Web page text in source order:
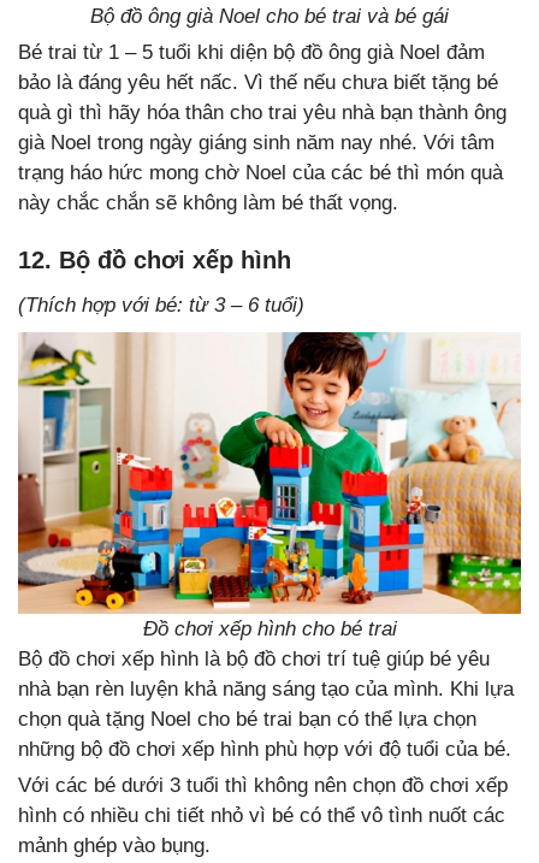
Bộ đồ ông già Noel cho bé trai và bé gái
Bé trai từ 1 – 5 tuổi khi diện bộ đồ ông già Noel đảm
bảo là đáng yêu hết nấc. Vì thế nếu chưa biết tặng bé
quà gì thì hãy hóa thân cho trai yêu nhà bạn thành ông
già Noel trong ngày giáng sinh năm nay nhé. Với tâm
trạng háo hức mong chờ Noel của các bé thì món quà
này chắc chắn sẽ không làm bé thất vọng.
12. Bộ đồ chơi xếp hình
(Thích hợp với bé: từ 3 – 6 tuổi)
Đồ chơi xếp hình cho bé trai
Bộ đồ chơi xếp hình là bộ đồ chơi trí tuệ giúp bé yêu
nhà bạn rèn luyện khả năng sáng tạo của mình. Khi lựa
chọn quà tặng Noel cho bé trai bạn có thể lựa chọn
những bộ đồ chơi xếp hình phù hợp với độ tuổi của bé.
Với các bé dưới 3 tuổi thì không nên chọn đồ chơi xếp
hình có nhiều chi tiết nhỏ vì bé có thể vô tình nuốt các
mảnh ghép vào bụng.